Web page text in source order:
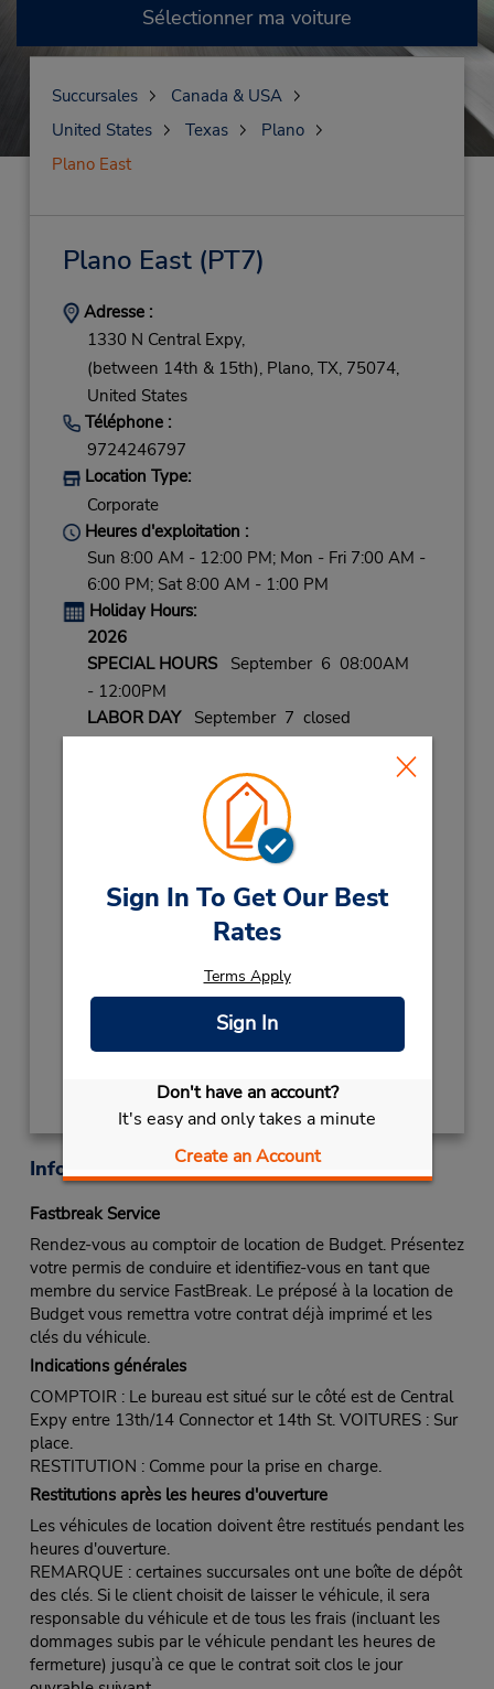
Sign In To Get Our Best
Rates
Terms Apply
Sign In
Don't have an account?
It's easy and only takes a minute
Create an Account
Sélectionner ma voiture
Succursales
Canada & USA
United States
Texas
Plano
Plano East
Plano East(PT7)
Adresse :
1330 N Central Expy,
(between 14th & 15th), Plano, TX, 75074,
United States
Téléphone :
9724246797
Location Type:
Corporate
Heures d'exploitation :
Sun 8:00 AM - 12:00 PM; Mon - Fri 7:00 AM -
6:00 PM; Sat 8:00 AM - 1:00 PM
Holiday Hours:
2026
SPECIAL HOURSSeptember 6 08:00AM
- 12:00PM
LABOR DAYSeptember 7 closed
December 24 08:00AM
December 25 closed
NEW YEARS EVEDecember 31 08:00AM
Succursale avec boîte de dépôt des clés
Obtenir un itinéraire
Informations sur la succursale
Fastbreak Service
Rendez-vous au comptoir de location de Budget. Présentez
votre permis de conduire et identifiez-vous en tant que
membre du service FastBreak. Le préposé à la location de
Budget vous remettra votre contrat déjà imprimé et les
clés du véhicule.
Indications générales
COMPTOIR : Le bureau est situé sur le côté est de Central
Expy entre 13th/14 Connector et 14th St. VOITURES : Sur
place.
RESTITUTION : Comme pour la prise en charge.
Restitutions après les heures d'ouverture
Les véhicules de location doivent être restitués pendant les
heures d'ouverture.
REMARQUE : certaines succursales ont une boîte de dépôt
des clés. Si le client choisit de laisser le véhicule, il sera
responsable du véhicule et de tous les frais (incluant les
dommages subis par le véhicule pendant les heures de
fermeture) jusqu’à ce que le contrat soit clos le jour